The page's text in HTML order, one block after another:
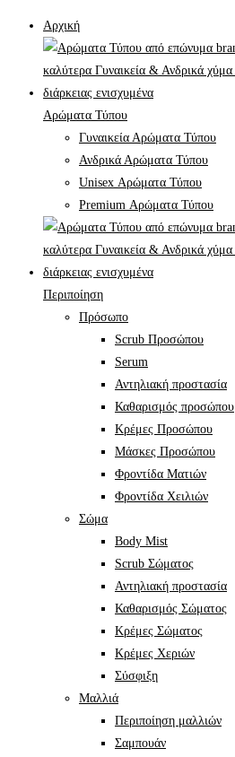
Αρχική
Αρώματα Τύπου
Γυναικεία Αρώματα Τύπου
Ανδρικά Αρώματα Τύπου
Unisex Αρώματα Τύπου
Premium Αρώματα Τύπου
Περιποίηση
Πρόσωπο
Scrub Προσώπου
Serum
Αντηλιακή προστασία
Καθαρισμός προσώπου
Κρέμες Προσώπου
Μάσκες Προσώπου
Φροντίδα Ματιών
Φροντίδα Χειλιών
Σώμα
Body Mist
Scrub Σώματος
Αντηλιακή προστασία
Καθαρισμός Σώματος
Κρέμες Σώματος
Κρέμες Χεριών
Σύσφιξη
Mαλλιά
Περιποίηση μαλλιών
Σαμπουάν